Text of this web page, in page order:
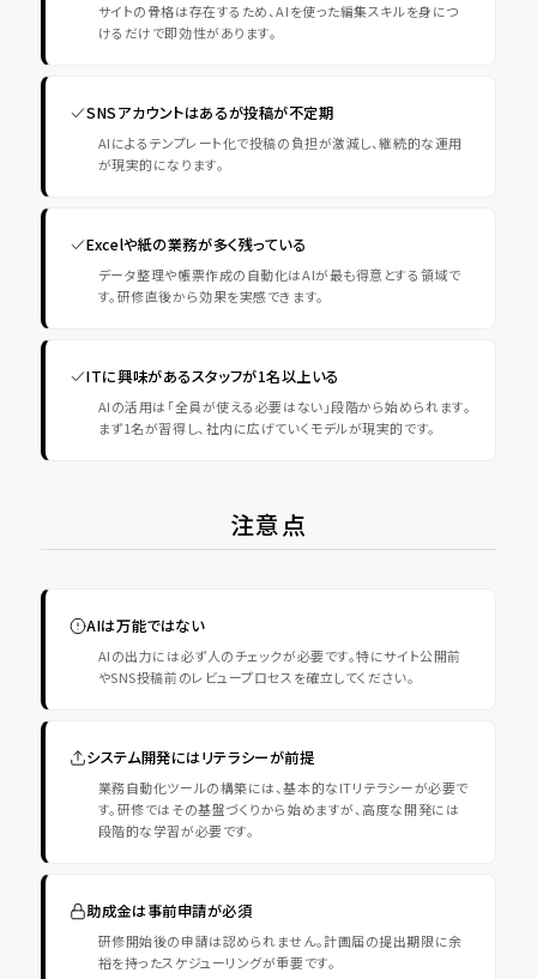
サイトの骨格は存在するため、AIを使った編集スキルを身につ
けるだけで即効性があります。
SNSアカウントはあるが投稿が不定期
AIによるテンプレート化で投稿の負担が激減し、継続的な運用
が現実的になります。
Excelや紙の業務が多く残っている
データ整理や帳票作成の自動化はAIが最も得意とする領域で
す。研修直後から効果を実感できます。
ITに興味があるスタッフが1名以上いる
AIの活用は「全員が使える必要はない」段階から始められます。
まず1名が習得し、社内に広げていくモデルが現実的です。
注意点
AIは万能ではない
AIの出力には必ず人のチェックが必要です。特にサイト公開前
やSNS投稿前のレビュープロセスを確立してください。
システム開発にはリテラシーが前提
業務自動化ツールの構築には、基本的なITリテラシーが必要で
す。研修ではその基盤づくりから始めますが、高度な開発には
段階的な学習が必要です。
助成金は事前申請が必須
研修開始後の申請は認められません。計画届の提出期限に余
裕を持ったスケジューリングが重要です。